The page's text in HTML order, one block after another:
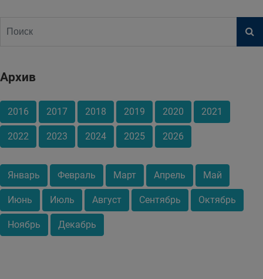
Архив
2016 2017 2018 2019 2020 2021
2022 2023 2024 2025 2026
Январь Февраль Март Апрель Май
Июнь Июль Август Сентябрь Октябрь
Ноябрь Декабрь